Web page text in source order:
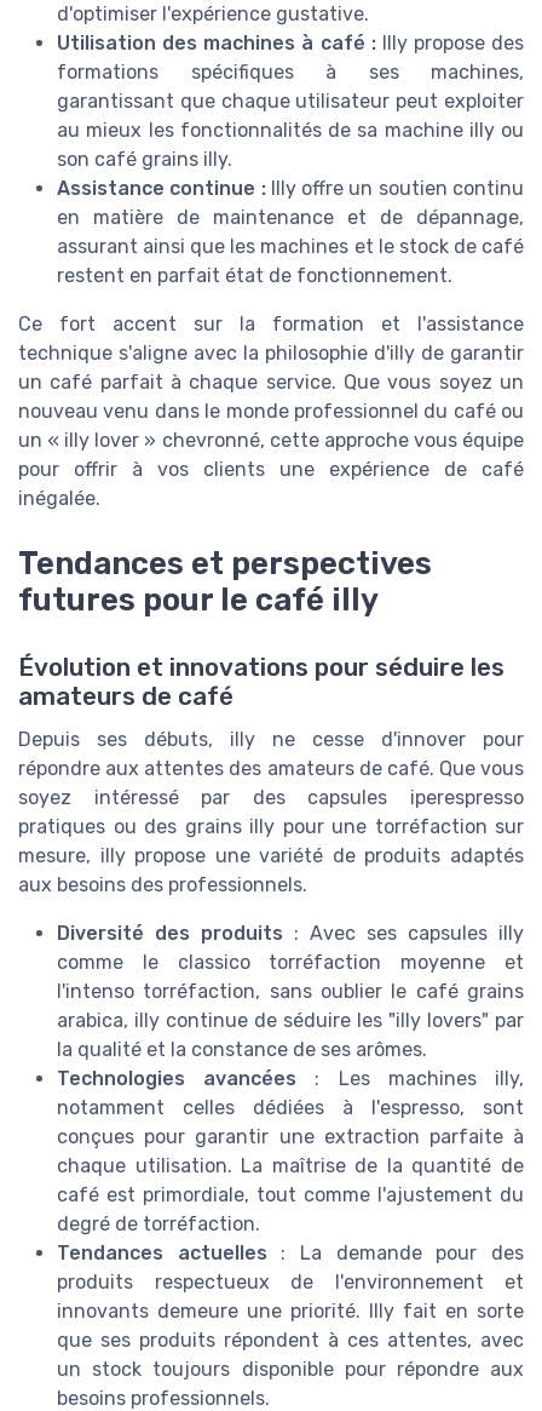
d'optimiser l'expérience gustative.
Utilisation des machines à café :Illy propose des
formations spécifiques à ses machines,
garantissant que chaque utilisateur peut exploiter
au mieux les fonctionnalités de sa machine illy ou
son café grains illy.
Assistance continue :Illy offre un soutien continu
en matière de maintenance et de dépannage,
assurant ainsi que les machines et le stock de café
restent en parfait état de fonctionnement.
Ce fort accent sur la formation et l'assistance
technique s'aligne avec la philosophie d'illy de garantir
un café parfait à chaque service. Que vous soyez un
nouveau venu dans le monde professionnel du café ou
un « illy lover » chevronné, cette approche vous équipe
pour offrir à vos clients une expérience de café
inégalée.
Tendances et perspectives
futures pour le café illy
Évolution et innovations pour séduire les
amateurs de café
Depuis ses débuts, illy ne cesse d'innover pour
répondre aux attentes des amateurs de café. Que vous
soyez intéressé par des capsules iperespresso
pratiques ou des grains illy pour une torréfaction sur
mesure, illy propose une variété de produits adaptés
aux besoins des professionnels.
Diversité des produits : Avec ses capsules illy
comme le classico torréfaction moyenne et
l'intenso torréfaction, sans oublier le café grains
arabica, illy continue de séduire les "illy lovers" par
la qualité et la constance de ses arômes.
Technologies avancées : Les machines illy,
notamment celles dédiées à l'espresso, sont
conçues pour garantir une extraction parfaite à
chaque utilisation. La maîtrise de la quantité de
café est primordiale, tout comme l'ajustement du
degré de torréfaction.
Tendances actuelles : La demande pour des
produits respectueux de l'environnement et
innovants demeure une priorité. Illy fait en sorte
que ses produits répondent à ces attentes, avec
un stock toujours disponible pour répondre aux
besoins professionnels.